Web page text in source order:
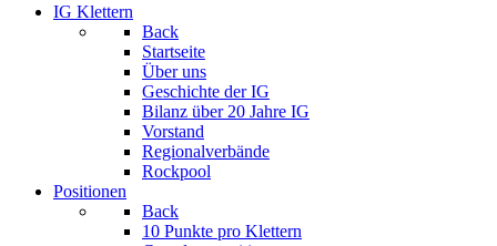
IG Klettern
Back
Startseite
Über uns
Geschichte der IG
Bilanz über 20 Jahre IG
Vorstand
Regionalverbände
Rockpool
Positionen
Back
10 Punkte pro Klettern